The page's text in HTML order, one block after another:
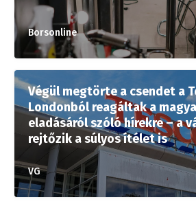
Borsonline
Végül megtörte a csendet a
Londonból reagáltak a
eladásáról szóló hírekre – a
rejtőzik a súlyos ítélet is
VG